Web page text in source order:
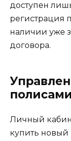
доступен
регистрация
наличии уже
договора.
Личный
купить новый